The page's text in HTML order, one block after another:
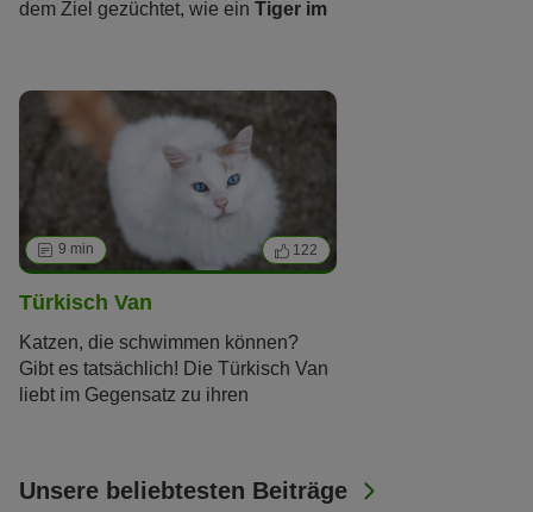
dem Ziel gezüchtet, wie ein Tiger im
Haltungdes schönen Stubentigers.
9 min 122
Türkisch Van
Katzen, die schwimmen können?
Gibt es tatsächlich! Die Türkisch Van
liebt im Gegensatz zu ihren
Türkisch Van oft mit derTürkisch
Unsere beliebtesten Beiträge